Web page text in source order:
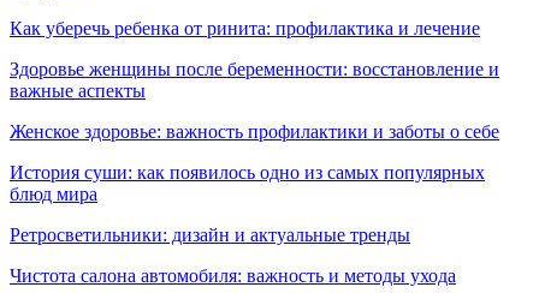
Как уберечь ребенка от ринита: профилактика и лечение
Здоровье женщины после беременности: восстановление и
важные аспекты
Женское здоровье: важность профилактики и заботы о себе
История суши: как появилось одно из самых популярных
блюд мира
Ретросветильники: дизайн и актуальные тренды
Чистота салона автомобиля: важность и методы ухода